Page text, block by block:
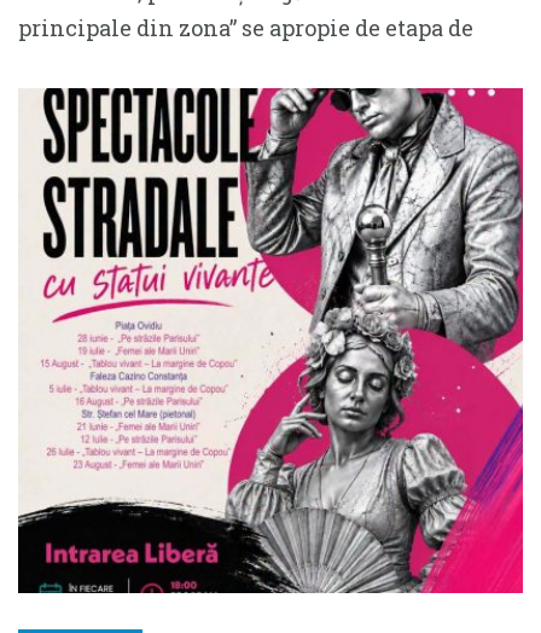
principale din zona” se apropie de etapa de